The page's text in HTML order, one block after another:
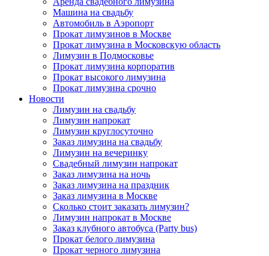
Машина на свадьбу
Автомобиль в Аэропорт
Прокат лимузинов в Москве
Прокат лимузина в Московскую область
Лимузин в Подмосковье
Прокат лимузина корпоратив
Прокат высокого лимузина
Прокат лимузина срочно
Новости
Лимузин на свадьбу
Лимузин напрокат
Лимузин круглосуточно
Заказ лимузина на свадьбу
Лимузин на вечеринку
Свадебный лимузин напрокат
Заказ лимузина на ночь
Заказ лимузина на праздник
Заказ лимузина в Москве
Сколько стоит заказать лимузин?
Лимузин напрокат в Москве
Заказ клубного автобуса (Party bus)
Прокат белого лимузина
Прокат черного лимузина